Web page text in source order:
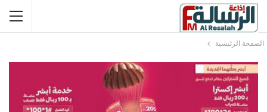
الصفحة الرئيسية